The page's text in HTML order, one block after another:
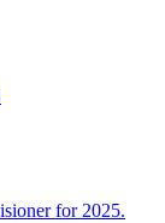
for 2025.